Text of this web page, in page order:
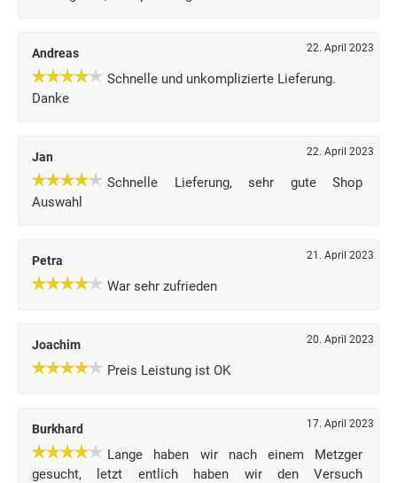
Andreas 22. April 2023
Schnelle und unkomplizierte Lieferung.
Danke
Jan 22. April 2023
Schnelle Lieferung, sehr gute Shop
Auswahl
Petra 21. April 2023
War sehr zufrieden
Joachim 20. April 2023
Preis Leistung ist OK
Burkhard 17. April 2023
Lange haben wir nach einem Metzger
gesucht, letzt entlich haben wir den Versuch